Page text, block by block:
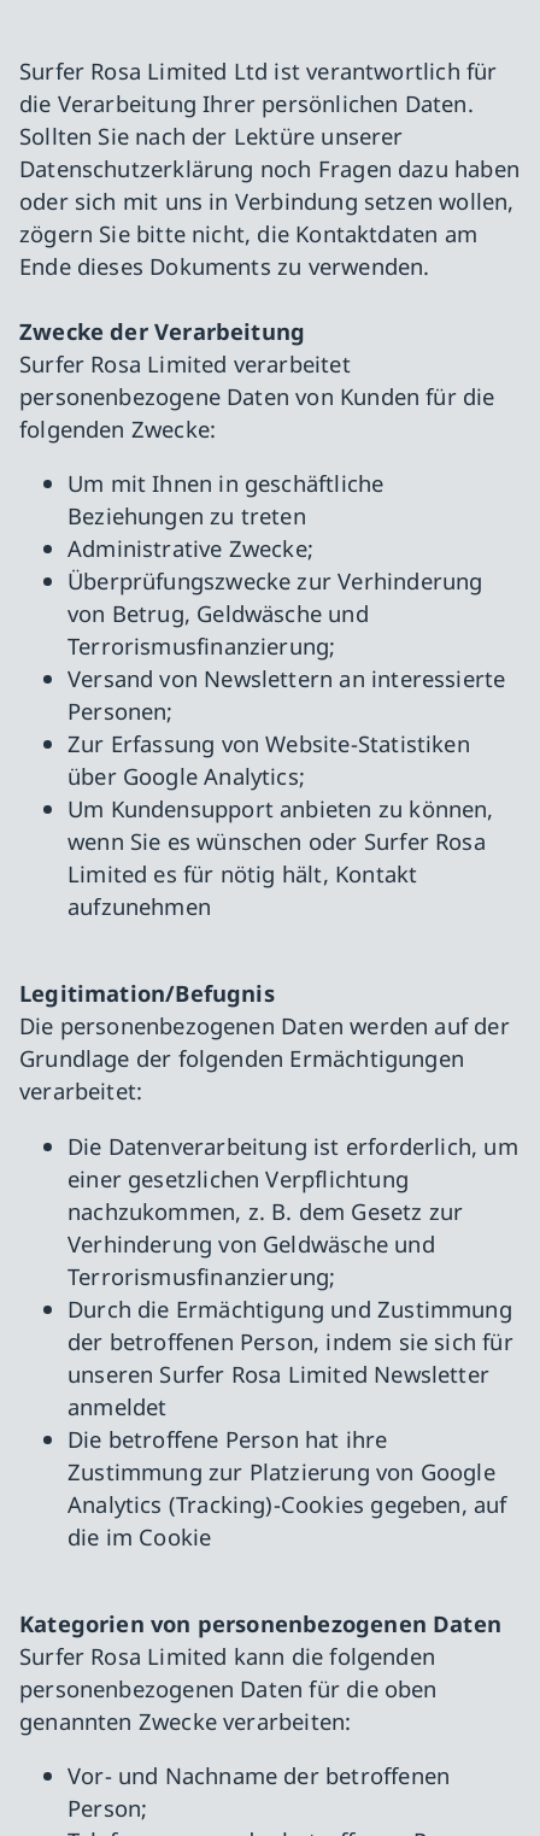
Surfer Rosa Limited Ltd ist verantwortlich für
die Verarbeitung Ihrer persönlichen Daten.
Sollten Sie nach der Lektüre unserer
Datenschutzerklärung noch Fragen dazu haben
oder sich mit uns in Verbindung setzen wollen,
zögern Sie bitte nicht, die Kontaktdaten am
Ende dieses Dokuments zu verwenden.
Zwecke der Verarbeitung
Surfer Rosa Limited verarbeitet
personenbezogene Daten von Kunden für die
folgenden Zwecke:
Um mit Ihnen in geschäftliche
Beziehungen zu treten
Administrative Zwecke;
Überprüfungszwecke zur Verhinderung
von Betrug, Geldwäsche und
Terrorismusfinanzierung;
Versand von Newslettern an interessierte
Personen;
Zur Erfassung von Website-Statistiken
über Google Analytics;
Um Kundensupport anbieten zu können,
wenn Sie es wünschen oder Surfer Rosa
Limited es für nötig hält, Kontakt
aufzunehmen
Legitimation/Befugnis
Die personenbezogenen Daten werden auf der
Grundlage der folgenden Ermächtigungen
verarbeitet:
Die Datenverarbeitung ist erforderlich, um
einer gesetzlichen Verpflichtung
nachzukommen, z. B. dem Gesetz zur
Verhinderung von Geldwäsche und
Terrorismusfinanzierung;
Durch die Ermächtigung und Zustimmung
der betroffenen Person, indem sie sich für
unseren Surfer Rosa Limited Newsletter
anmeldet
Die betroffene Person hat ihre
Zustimmung zur Platzierung von Google
Analytics (Tracking)-Cookies gegeben, auf
die im Cookie
Kategorien von personenbezogenen Daten
Surfer Rosa Limited kann die folgenden
personenbezogenen Daten für die oben
genannten Zwecke verarbeiten:
Vor- und Nachname der betroffenen
Person;